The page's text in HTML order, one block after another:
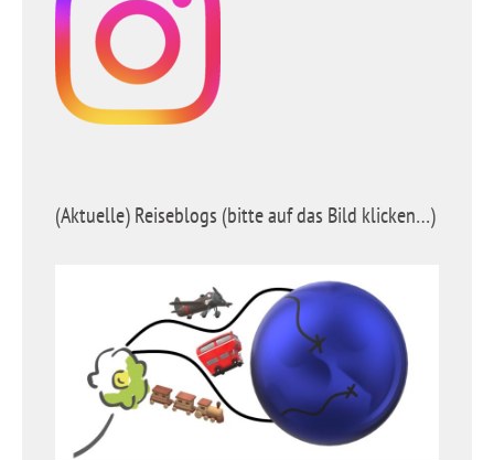
(Aktuelle) Reiseblogs (bitte auf das Bild klicken…)